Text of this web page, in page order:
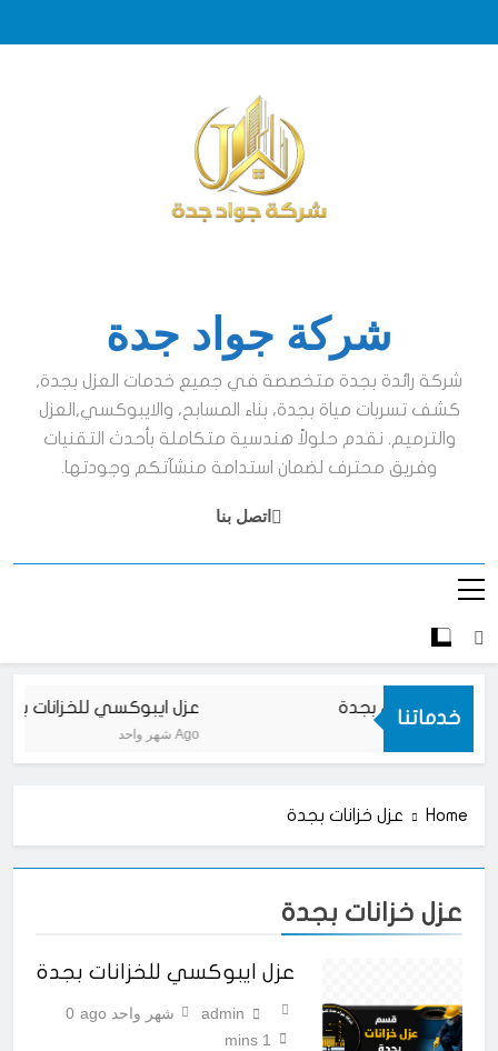
شركة جواد جدة
شركة رائدة بجدة متخصصة في جميع خدمات العزل بجدة,
كشف تسربات مياة بجدة، بناء المسابح، والايبوكسي,العزل
والترميم. نقدم حلولاً هندسية متكاملة بأحدث التقنيات
وفريق محترف لضمان استدامة منشآتكم وجودتها.
اتصل بنا
خدماتنا عزل ايبوكسي للخزانات
شهر واحد Ago
ايبوكسي بجدة
Home عزل خزانات بجدة
عزل خزانات بجدة
عزل ايبوكسي للخزانات بجدة
admin شهر واحد ago
0
1 mins